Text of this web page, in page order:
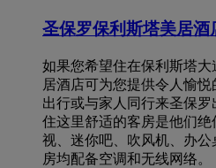
圣保罗保利斯塔美居酒
如果您希望住在保利斯塔
居酒店可为您提供令人愉
出行或与家人同行来圣保
住这里舒适的客房是他们
视、迷你吧、吹风机、办
房均配备空调和无线网络。